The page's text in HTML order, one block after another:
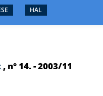
HAL
, n° 14. - 2003/11